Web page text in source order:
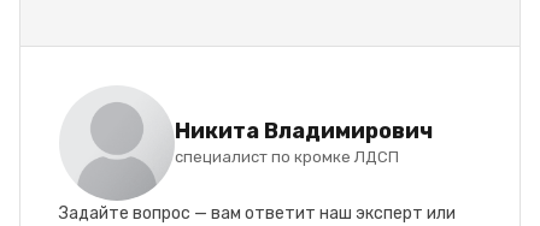
Никита Владимирович
специалист по кромке ЛДСП
Задайте вопрос — вам ответит наш эксперт или